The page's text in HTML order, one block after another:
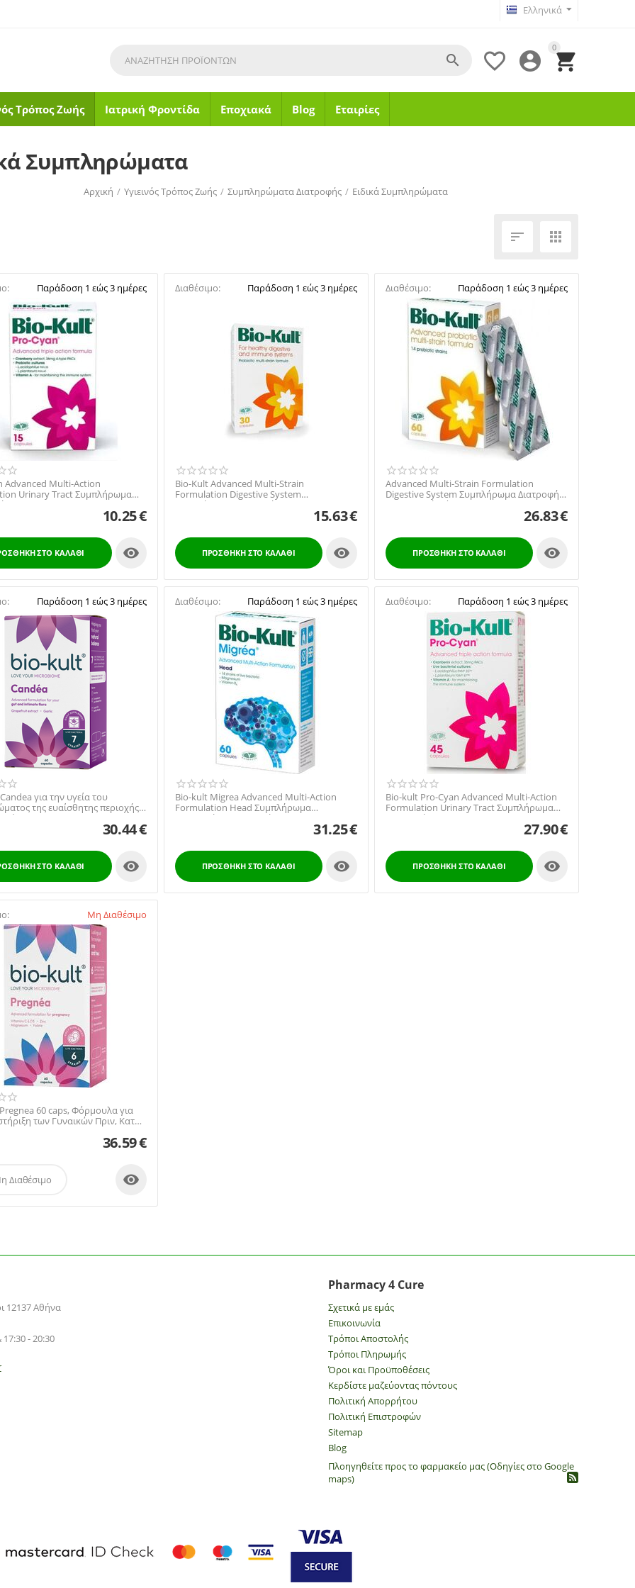
Ελληνικά
0




Τρόπος Ζωής Ιατρική Φροντίδα Εποχιακά Blog Εταιρίες
Συμπληρώματα
Αρχική / Υγιεινός Τρόπος Ζωής / Συμπληρώματα Διατροφής / Ειδικά Συμπληρώματα
 
Παράδοση 1 εώς 3 ημέρες
Advanced Multi-Action
Urinary Tract Συμπλήρωμα
Προβιοτικ...
10.25€
ΣΤΟ ΚΑΛΆΘΙ 
Διαθέσιμο: Παράδοση 1 εώς 3 ημέρες
Bio-Kult Advanced Multi-Strain
Formulation Digestive System
Συμπλήρωμα Διατροφής Προβιο...
15.63€
ΠΡΟΣΘΉΚΗ ΣΤΟ ΚΑΛΆΘΙ 
Διαθέσιμο: Παράδοση 1 εώς 3 ημέρες
Advanced Multi-Strain Formulation
Digestive System Συμπλήρωμα Διατροφής
Προβιοτική Φόρμ...
26.83€
ΠΡΟΣΘΉΚΗ ΣΤΟ ΚΑΛΆΘΙ 
Παράδοση 1 εώς 3 ημέρες
για την υγεία του
της ευαίσθητης περιοχής
30.44€
ΣΤΟ ΚΑΛΆΘΙ 
Διαθέσιμο: Παράδοση 1 εώς 3 ημέρες
Bio-kult Migrea Advanced Multi-Action
Formulation Head Συμπλήρωμα
Διατροφής Προβιοτική ...
31.25€
ΠΡΟΣΘΉΚΗ ΣΤΟ ΚΑΛΆΘΙ 
Διαθέσιμο: Παράδοση 1 εώς 3 ημέρες
Bio-kult Pro-Cyan Advanced Multi-Action
Formulation Urinary Tract Συμπλήρωμα
Διατροφής ...
27.90€
ΠΡΟΣΘΉΚΗ ΣΤΟ ΚΑΛΆΘΙ 
Μη Διαθέσιμο
60 caps, Φόρμουλα για
των Γυναικών Πριν, Κατά
36.59€
Διαθέσιμο 
12137 Αθήνα
- 20:30
Pharmacy 4 Cure
Σχετικά με εμάς
Επικοινωνία
Τρόποι Αποστολής
Τρόποι Πληρωμής
Όροι και Προϋποθέσεις
Κερδίστε μαζεύοντας πόντους
Πολιτική Απορρήτου
​Πολιτική Επιστροφών
Sitemap
Blog
Πλοηγηθείτε προς το φαρμακείο μας (Οδηγίες στο Google
maps)